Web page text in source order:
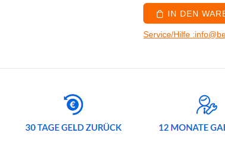
IN DEN
Service/Hilfe